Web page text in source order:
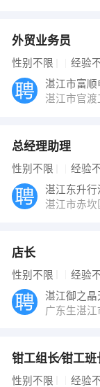
外贸业务员
性别不限 经验
湛江市富顺
湛江市官渡
总经理助理
性别不限 经验
湛江市赤坎
店长
性别不限 经验
湛江御之晶
广东生湛江
钳工组长∕钳工班
性别不限 经验